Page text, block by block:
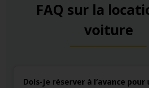
FAQ sur la
voiture
Dois-je réserver à l’avance pour